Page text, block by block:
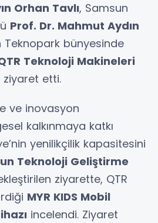
Orhan Tavlı, Samsun
Prof. Dr. Mahmut Aydın
Teknopark bünyesinde
Teknoloji Makineleri
ziyaret etti.
ve inovasyon
kalkınmaya katkı
yenilikçilik kapasitesini
Teknoloji Geliştirme
ziyarette, QTR
MYR KIDS Mobil
incelendi. Ziyaret